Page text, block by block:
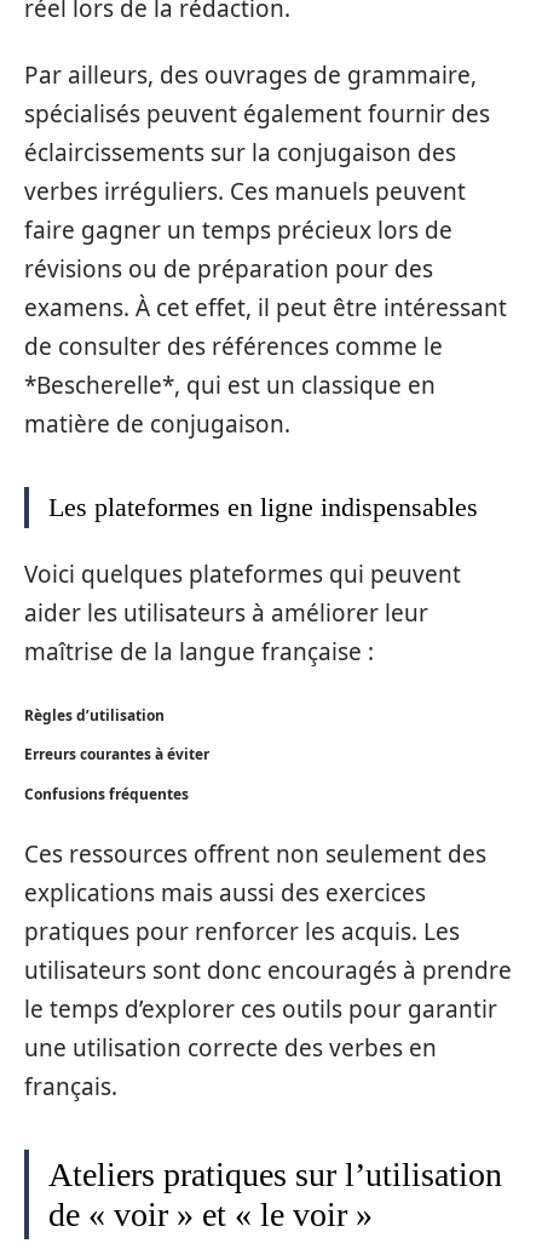
réel lors de la rédaction.
Par ailleurs, des ouvrages de grammaire,
spécialisés peuvent également fournir des
éclaircissements sur la conjugaison des
verbes irréguliers. Ces manuels peuvent
faire gagner un temps précieux lors de
révisions ou de préparation pour des
examens. À cet effet, il peut être intéressant
de consulter des références comme le
*Bescherelle*, qui est un classique en
matière de conjugaison.
Les plateformes en ligne indispensables
Voici quelques plateformes qui peuvent
aider les utilisateurs à améliorer leur
maîtrise de la langue française :
Règles d’utilisation
Erreurs courantes à éviter
Confusions fréquentes
Ces ressources offrent non seulement des
explications mais aussi des exercices
pratiques pour renforcer les acquis. Les
utilisateurs sont donc encouragés à prendre
le temps d’explorer ces outils pour garantir
une utilisation correcte des verbes en
français.
Ateliers pratiques sur l’utilisation
de « voir » et « le voir »